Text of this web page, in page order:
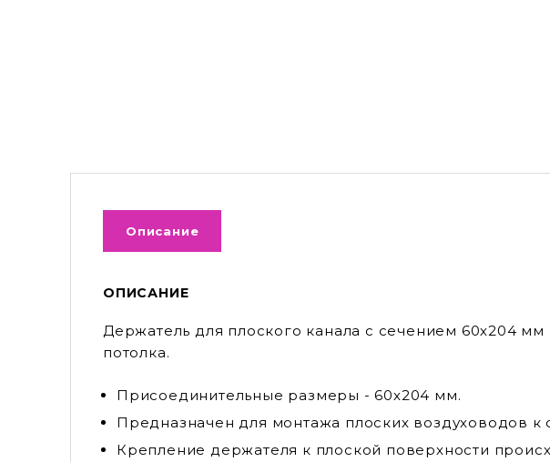
Описание
ОПИСАНИЕ
Держатель для плоского канала с сечением 60х204
потолка.
Присоединительные размеры - 60х204 мм.
Предназначен для монтажа плоских воздуховодов к
Крепление держателя к плоской поверхности